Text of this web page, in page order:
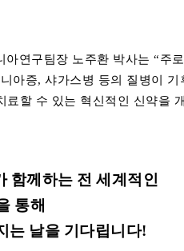
아연구팀장 노주환 박사는 “주로
아증, 샤가스병 등의 질병이 기
료할 수 있는 혁신적인 신약을
함께하는 전 세계적인
통해
는 날을 기다립니다!